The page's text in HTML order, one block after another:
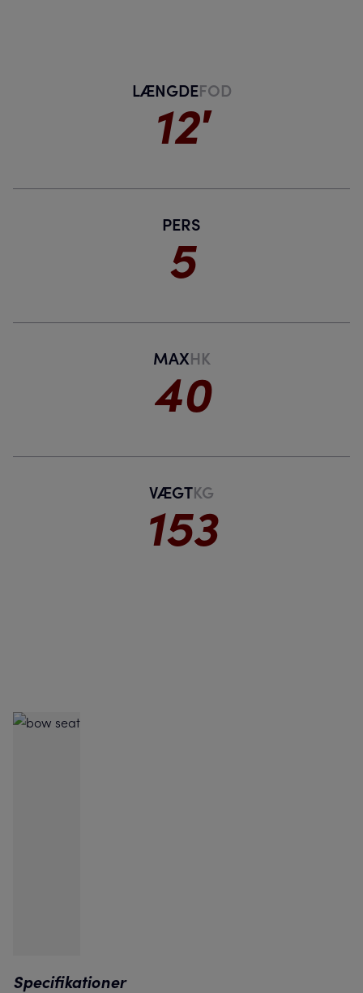
LÆNGDEFOD
12′
PERS
5
MAXHK
40
VÆGTKG
153
Specifikationer